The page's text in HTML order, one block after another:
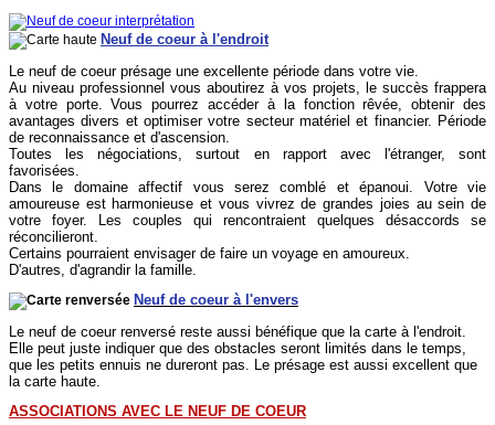
Neuf de coeur à l'endroit
Le neuf de coeur présage une excellente période dans votre vie.
Au niveau professionnel vous aboutirez à vos projets, le succès frappera
à votre porte. Vous pourrez accéder à la fonction rêvée, obtenir des
avantages divers et optimiser votre secteur matériel et financier. Période
de reconnaissance et d'ascension.
Toutes les négociations, surtout en rapport avec l'étranger, sont
favorisées.
Dans le domaine affectif vous serez comblé et épanoui. Votre vie
amoureuse est harmonieuse et vous vivrez de grandes joies au sein de
votre foyer. Les couples qui rencontraient quelques désaccords se
réconcilieront.
Certains pourraient envisager de faire un voyage en amoureux.
D'autres, d'agrandir la famille.
Neuf de coeur à l'envers
Le neuf de coeur renversé reste aussi bénéfique que la carte à l'endroit.
Elle peut juste indiquer que des obstacles seront limités dans le temps,
que les petits ennuis ne dureront pas. Le présage est aussi excellent que
la carte haute.
ASSOCIATIONS AVEC LE NEUF DE COEUR